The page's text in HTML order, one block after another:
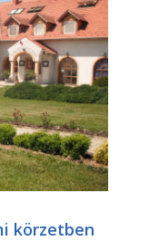
körzetben